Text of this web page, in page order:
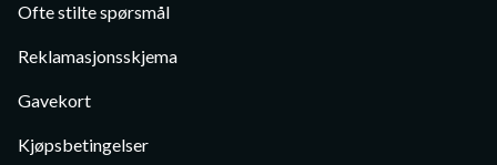
Ofte stilte spørsmål
Reklamasjonsskjema
Gavekort
Kjøpsbetingelser